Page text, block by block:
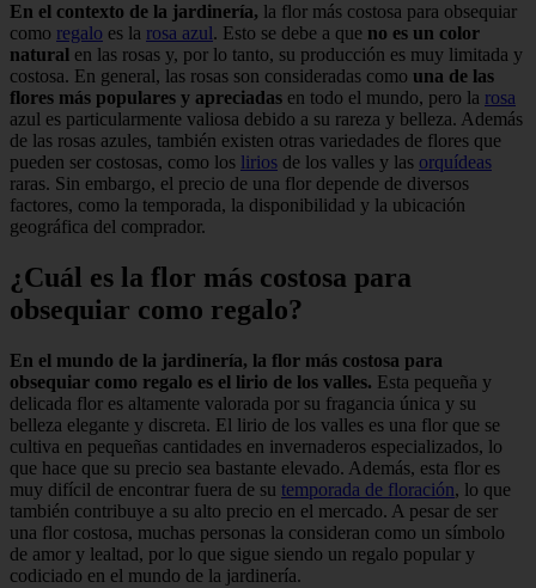
En el contexto de la jardinería, la flor más costosa para obsequiar
como regalo es la rosa azul. Esto se debe a que no es un color
natural en las rosas y, por lo tanto, su producción es muy limitada y
costosa. En general, las rosas son consideradas como una de las
flores más populares y apreciadas en todo el mundo, pero la rosa
azul es particularmente valiosa debido a su rareza y belleza. Además
de las rosas azules, también existen otras variedades de flores que
pueden ser costosas, como los lirios de los valles y las orquídeas
raras. Sin embargo, el precio de una flor depende de diversos
factores, como la temporada, la disponibilidad y la ubicación
geográfica del comprador.
¿Cuál es la flor más costosa para
obsequiar como regalo?
En el mundo de la jardinería, la flor más costosa para
obsequiar como regalo es el lirio de los valles. Esta pequeña y
delicada flor es altamente valorada por su fragancia única y su
belleza elegante y discreta. El lirio de los valles es una flor que se
cultiva en pequeñas cantidades en invernaderos especializados, lo
que hace que su precio sea bastante elevado. Además, esta flor es
muy difícil de encontrar fuera de su temporada de floración, lo que
también contribuye a su alto precio en el mercado. A pesar de ser
una flor costosa, muchas personas la consideran como un símbolo
de amor y lealtad, por lo que sigue siendo un regalo popular y
codiciado en el mundo de la jardinería.